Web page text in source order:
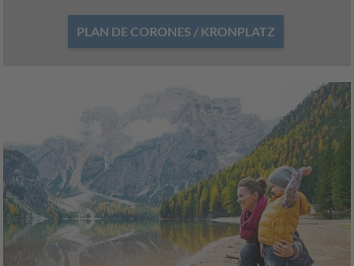
PLAN DE CORONES / KRONPLATZ